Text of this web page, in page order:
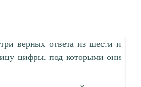
верных ответа из шести и
цифры, под которыми они